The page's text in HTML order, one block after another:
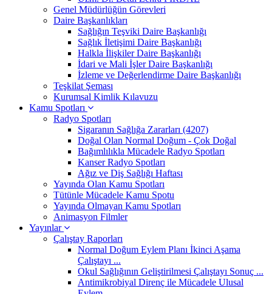
Genel Müdürlüğün Görevleri
Daire Başkanlıkları
Sağlığın Teşviki Daire Başkanlığı
Sağlık İletişimi Daire Başkanlığı
Halkla İlişkiler Daire Başkanlığı
İdari ve Mali İşler Daire Başkanlığı
İzleme ve Değerlendirme Daire Başkanlığı
Teşkilat Şeması
Kurumsal Kimlik Kılavuzu
Kamu Spotları
Radyo Spotları
Sigaranın Sağlığa Zararları (4207)
Doğal Olan Normal Doğum - Çok Doğal
Bağımlılıkla Mücadele Radyo Spotları
Kanser Radyo Spotları
Ağız ve Diş Sağlığı Haftası
Yayında Olan Kamu Spotları
Tütünle Mücadele Kamu Spotu
Yayında Olmayan Kamu Spotları
Animasyon Filmler
Yayınlar
Çalıştay Raporları
Normal Doğum Eylem Planı İkinci Aşama
Çalıştayı ...
Okul Sağlığının Geliştirilmesi Çalıştayı Sonuç ...
Antimikrobiyal Direnç ile Mücadele Ulusal